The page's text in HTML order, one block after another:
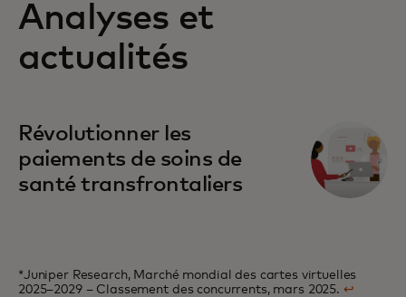
Analyses et
actualités
Révolutionner les
paiements de soins de
santé transfrontaliers
s’ouvre dans un nouvel onglet
*Juniper Research, Marché mondial des cartes virtuelles
2025–2029 – Classement des concurrents, mars 2025. ↩